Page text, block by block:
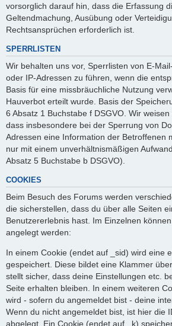
vorsorglich darauf hin, dass die Erfassung
Geltendmachung, Ausübung oder
Rechtsansprüchen erforderlich ist.
SPERRLISTEN
Wir behalten uns vor, Sperrlisten von E-
oder IP-Adressen zu führen, wenn die
Basis für eine missbräuchliche Nutzung
Hauverbot erteilt wurde. Basis der
6 Absatz 1 Buchstabe f DSGVO. Wir
dass insbesondere bei der Sperrung von
Adressen eine Information der Betroffenen
nur mit einem unverhältnismäßigen
Absatz 5 Buchstabe b DSGVO).
COOKIES
Beim Besuch des Forums werden
die sicherstellen, dass du über alle Seiten
Benutzererlebnis hast. Im Einzelnen
angelegt werden:
In einem Cookie (endet auf _sid) wird eine
gespeichert. Diese bildet eine Klammer
stellt sicher, dass deine Einstellungen etc.
Seite erhalten bleiben. In einem weiteren
wird - sofern du angemeldet bist - deine
Wenn du nicht angemeldet bist, ist hier die
abgelegt. Ein Cookie (endet auf _k)